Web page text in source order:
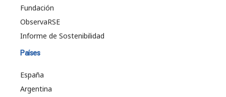
Fundación
ObservaRSE
Informe de Sostenibilidad
Países
España
Argentina